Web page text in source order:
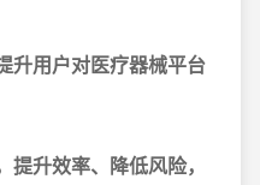
升用户对医疗器械平台
升效率、降低风险，